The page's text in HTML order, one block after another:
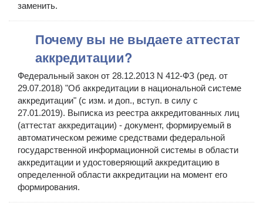
заменить.
Почему вы не выдаете аттестат
аккредитации?
Федеральный закон от 28.12.2013 N 412-ФЗ (ред. от
29.07.2018) "Об аккредитации в национальной системе
аккредитации" (с изм. и доп., вступ. в силу с
27.01.2019). Выписка из реестра аккредитованных лиц
(аттестат аккредитации) - документ, формируемый в
автоматическом режиме средствами федеральной
государственной информационной системы в области
аккредитации и удостоверяющий аккредитацию в
определенной области аккредитации на момент его
формирования.